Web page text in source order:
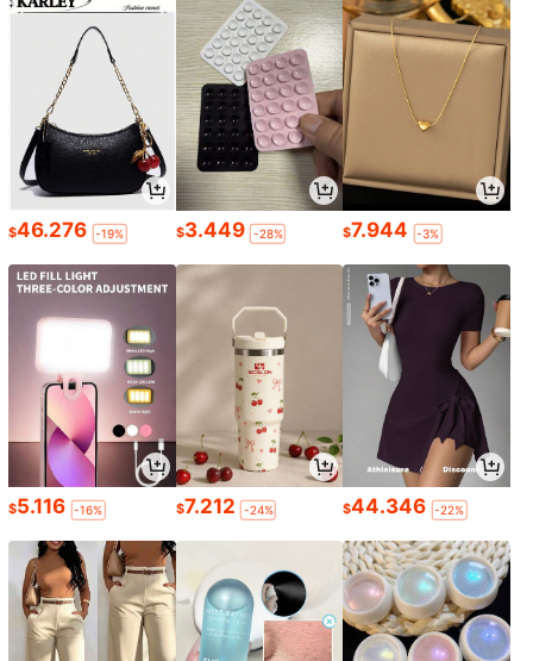
$46.276 -19% $3.449 -28% $7.944 -3%
$5.116 -16% $7.212 -24% $44.346 -22%